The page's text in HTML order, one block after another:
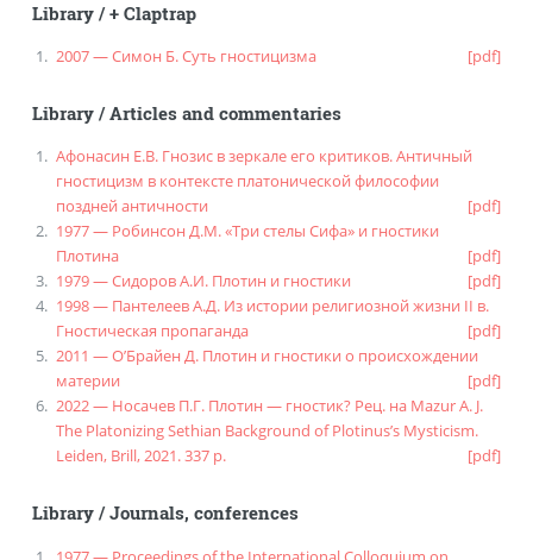
Library/+ Claptrap
2007 — Симон Б. Суть гностицизма [pdf]
Library/Articles and commentaries
Афонасин Е.В. Гнозис в зеркале его критиков. Античный
гностицизм в контексте платонической философии
поздней античности
[pdf]
1977 — Робинсон Д.М. «Три стелы Сифа» и гностики
Плотина
[pdf]
1979 — Сидоров А.И. Плотин и гностики
[pdf]
1998 — Пантелеев А.Д. Из истории религиозной жизни II в.
Гностическая пропаганда
[pdf]
2011 — О’Брайен Д. Плотин и гностики о происхождении
материи
[pdf]
2022 — Носачев П.Г. Плотин — гностик? Рец. на Mazur A. J.
The Platonizing Sethian Background of Plotinus’s Mysticism.
Leiden, Brill, 2021. 337 p.
[pdf]
Library/Journals, conferences